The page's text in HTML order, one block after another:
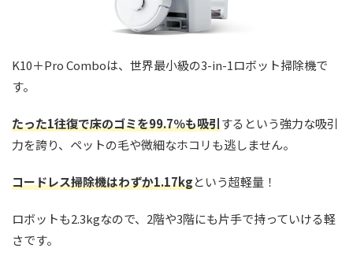
K10＋Pro Comboは、世界最小級の3-in-1ロボット掃除機で
す。
たった1往復で床のゴミを99.7％も吸引するという強力な吸引
力を誇り、ペットの毛や微細なホコリも逃しません。
コードレス掃除機はわずか1.17kgという超軽量！
ロボットも2.3kgなので、2階や3階にも片手で持っていける軽
さです。